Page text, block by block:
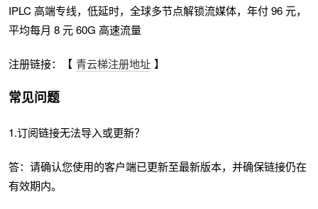
IPLC 高端专线，低延时，全球多节点解锁流媒体，年付 96 元，
平均每月 8 元 60G 高速流量
注册链接：【 青云梯注册地址 】
常见问题
1.订阅链接无法导入或更新？
答：请确认您使用的客户端已更新至最新版本，并确保链接仍在
有效期内。